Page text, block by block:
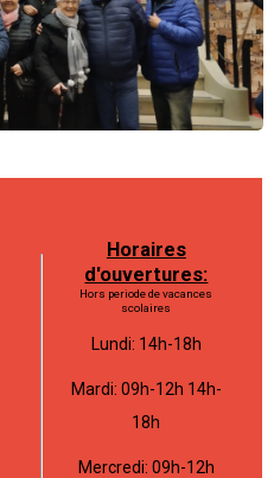
Horaires
d'ouvertures:
Hors periode de vacances
scolaires
Lundi: 14h-18h
Mardi: 09h-12h 14h-
18h
Mercredi: 09h-12h